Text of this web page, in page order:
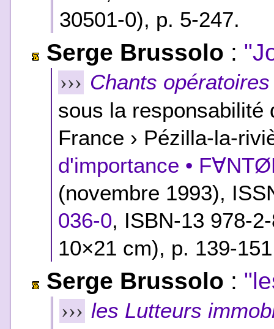
30501-0), p. 5-247.
Serge Brussolo :
››› Chants opératoires
sous la
France › Pézilla-la-
d'importance •
(novembre 1993),
036-0, ISBN-13 978-
10×21 cm), p. 139-
Serge Brussolo :
››› les Lutteurs